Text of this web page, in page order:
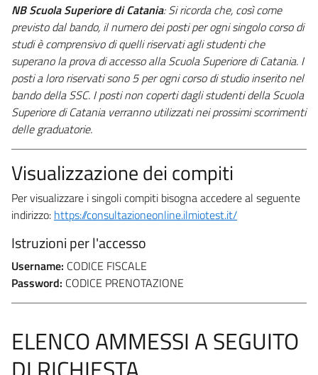
NB Scuola Superiore di Catania: Si ricorda che, così come
previsto dal bando, il numero dei posti per ogni singolo corso di
studi è comprensivo di quelli riservati agli studenti che
superano la prova di accesso alla Scuola Superiore di Catania. I
posti a loro riservati sono 5 per ogni corso di studio inserito nel
bando della SSC. I posti non coperti dagli studenti della Scuola
Superiore di Catania verranno utilizzati nei prossimi scorrimenti
delle graduatorie.
Visualizzazione dei compiti
Per visualizzare i singoli compiti bisogna accedere al seguente
indirizzo: https://consultazioneonline.ilmiotest.it/
Istruzioni per l'accesso
Username: CODICE FISCALE
Password: CODICE PRENOTAZIONE
ELENCO AMMESSI A SEGUITO